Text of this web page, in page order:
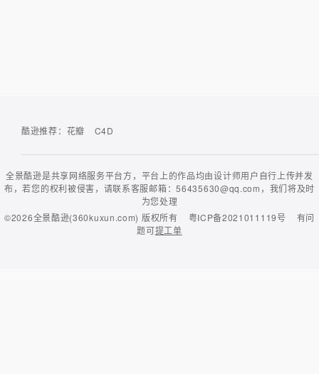
酷逊推荐： 花瓣 C4D
全景酷逊是共享网络服务平台方，平台上的作品均由设计师用户自行上传并发
布，若您的权利被侵害，请联系客服邮箱：56435630@qq.com，我们将及时
为您处理
©2026全景酷逊(360kuxun.com) 版权所有 粤ICP备2021011119号
有问
题可提工单